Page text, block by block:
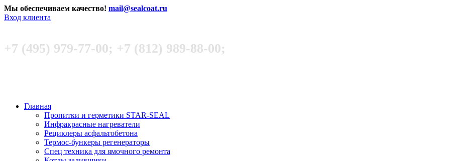
Мы обеспечиваем качество! mail@sealcoat.ru
Вход клиента
+7 (495) 979-77-00; +7 (812) 989-88-00;
Главная
Пропитки и герметики STAR-SEAL
Инфракрасные нагреватели
Рециклеры асфальтобетона
Термос-бункеры регенераторы
Спец техника для ямочного ремонта